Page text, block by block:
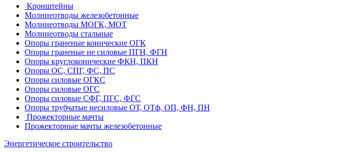
Кронштейны
Молниеотводы железобетонные
Молниеотводы МОГК, МОТ
Молниеотводы стальные
Опоры граненые конические ОГК
Опоры граненые не силовые ПГН, ФГН
Опоры круглоконические ФКН, ПКН
Опоры ОС, СПГ, ФС, ПС
Опоры силовые ОГКС
Опоры силовые ОГС
Опоры силовые СФГ, ПГС, ФГС
Опоры трубчатые несиловые ОТ, ОТф, ОП, ФН, ПН
Прожекторные мачты
Прожекторные мачты железобетонные
Энергетическое строительство